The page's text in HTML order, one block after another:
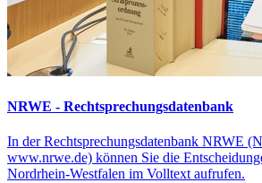
NRWE - Rechtsprechungs­datenbank
In der Rechtsprechungsdatenbank NRWE
www.nrwe.de) können Sie die
Nordrhein-Westfalen im Volltext aufrufen.